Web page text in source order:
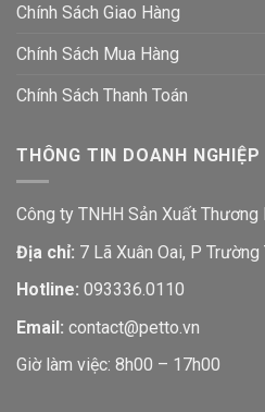
Chính Sách Giao Hàng
Chính Sách Mua Hàng
Chính Sách Thanh Toán
THÔNG TIN DOANH NGHIỆP
Công ty TNHH Sản Xuất
Địa chỉ: 7 Lã Xuân Oai, P Trường
Hotline: 093336.0110
Email: contact@petto.vn
Giờ làm việc: 8h00 – 17h00